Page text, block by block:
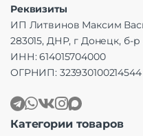
Реквизиты
ИП Литвинов Максим
283015, ДНР, г Донецк, б-
ИНН: 614015704000
ОГРНИП: 323930100214544
Категории товаров